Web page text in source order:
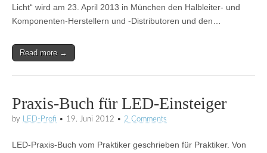
Licht“ wird am 23. April 2013 in München den Halbleiter- und
Komponenten-Herstellern und -Distributoren und den…
Read more →
Praxis-Buch für LED-Einsteiger
by LED-Profi • 19. Juni 2012 • 2 Comments
LED-Praxis-Buch vom Praktiker geschrieben für Praktiker. Von